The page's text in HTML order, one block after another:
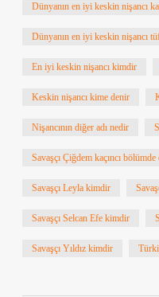
Dünyanın en iyi keskin nişancı
Dünyanın en iyi keskin nişancı
En iyi keskin nişancı kimdir
Keskin nişancı kime denir
Nişancının diğer adı nedir
Savaşçı Çiğdem kaçıncı
Savaşçı Leyla kimdir
Savaşçı Selcan Efe kimdir
Savaşçı Yıldız kimdir